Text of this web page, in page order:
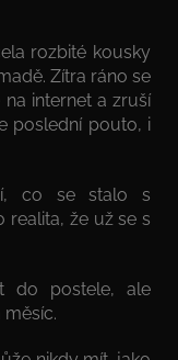
rozbité kousky
Zítra ráno se
internet a zruší
poslední pouto, i
co se stalo s
realita, že už se s
do postele, ale